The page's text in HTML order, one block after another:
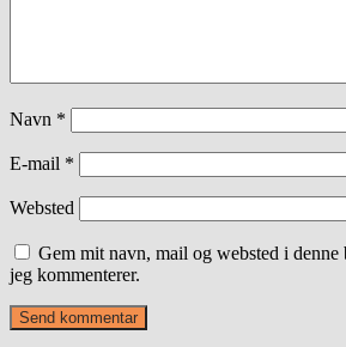
Navn *
E-mail *
Websted
Gem mit navn, mail og websted i
jeg kommenterer.